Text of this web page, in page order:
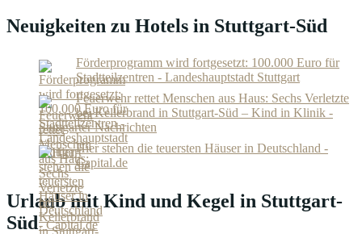
Neuigkeiten zu Hotels in Stuttgart-Süd
Förderprogramm wird fortgesetzt: 100.000 Euro für
Stadtteilzentren - Landeshauptstadt Stuttgart
Feuerwehr rettet Menschen aus Haus: Sechs Verletzte
bei Kellerbrand in Stuttgart-Süd – Kind in Klinik -
Stuttgarter Nachrichten
Hier stehen die teuersten Häuser in Deutschland -
Capital.de
Urlaub mit Kind und Kegel in Stuttgart-
Süd